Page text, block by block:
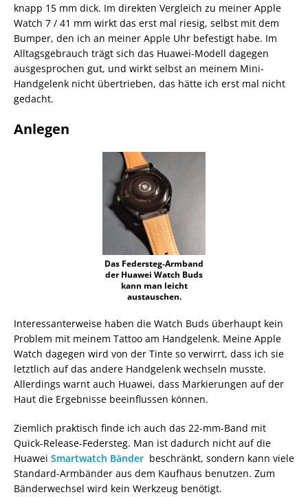
knapp 15 mm dick. Im direkten Vergleich zu meiner Apple
Watch 7 / 41 mm wirkt das erst mal riesig, selbst mit dem
Bumper, den ich an meiner Apple Uhr befestigt habe. Im
Alltagsgebrauch trägt sich das Huawei-Modell dagegen
ausgesprochen gut, und wirkt selbst an meinem Mini-
Handgelenk nicht übertrieben, das hätte ich erst mal nicht
gedacht.
Anlegen
Das Federsteg-Armband
der Huawei Watch Buds
kann man leicht
austauschen.
Interessanterweise haben die Watch Buds überhaupt kein
Problem mit meinem Tattoo am Handgelenk. Meine Apple
Watch dagegen wird von der Tinte so verwirrt, dass ich sie
letztlich auf das andere Handgelenk wechseln musste.
Allerdings warnt auch Huawei, dass Markierungen auf der
Haut die Ergebnisse beeinflussen können.
Ziemlich praktisch finde ich auch das 22-mm-Band mit
Quick-Release-Federsteg. Man ist dadurch nicht auf die
Huawei Smartwatch Bänder beschränkt, sondern kann viele
Standard-Armbänder aus dem Kaufhaus benutzen. Zum
Bänderwechsel wird kein Werkzeug benötigt.